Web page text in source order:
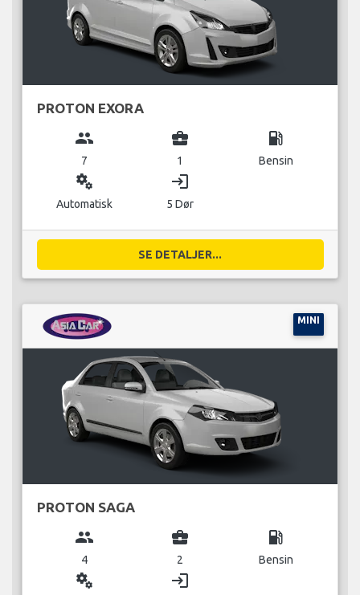
PROTON EXORA
group
7
business_center
1
local_gas_station
Bensin
miscellaneous_services
Automatisk
login
5 Dør
SE DETALJER...
MINI
PROTON SAGA
group
4
business_center
2
local_gas_station
Bensin
miscellaneous_services login